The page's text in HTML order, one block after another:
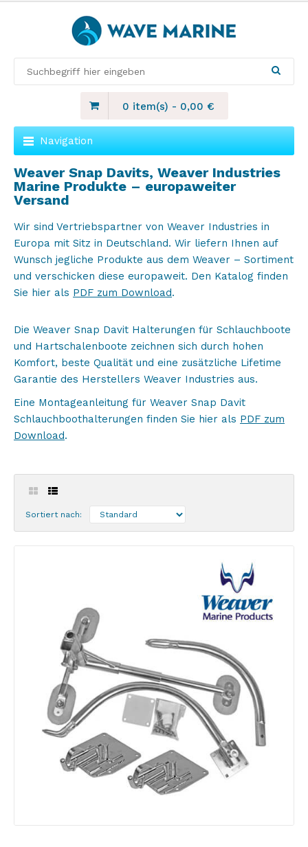
0 item(s) - 0,00 €
Navigation
Weaver Snap Davits, Weaver Industries
Marine Produkte – europaweiter
Versand
Wir sind Vertriebspartner von Weaver Industries in
Europa mit Sitz in Deutschland. Wir liefern Ihnen auf
Wunsch jegliche Produkte aus dem Weaver – Sortiment
und verschicken diese europaweit. Den Katalog finden
Sie hier als PDF zum Download.
Die Weaver Snap Davit Halterungen für Schlauchboote
und Hartschalenboote zeichnen sich durch hohen
Komfort, beste Qualität und eine zusätzliche Lifetime
Garantie des Herstellers Weaver Industries aus.
Eine Montageanleitung für Weaver Snap Davit
Schlauchboothalterungen finden Sie hier als PDF zum
Download.
Sortiert nach: